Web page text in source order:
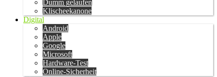
Dumm gelaufen
Klischeekanone
Digital
Android
Apple
Google
Microsoft
Hardware-Test
Online-Sicherheit